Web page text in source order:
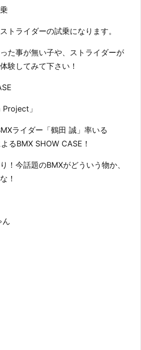
トライダーの試乗になります。
た事が無い子や、ストライダーが
験してみて下さい！
」
ライダー「鶴田 誠」率いる
るBMX SHOW CASE！
！今話題のBMXがどういう物か、
！
ん